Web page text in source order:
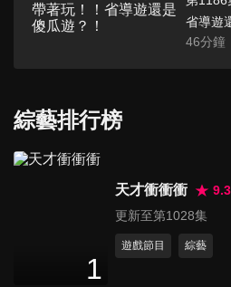
省導遊
46分鐘
第1194
開！
46分鐘
綜藝排行榜
1
天才衝衝衝
9.3
更新至第1028集
遊戲節目 綜藝